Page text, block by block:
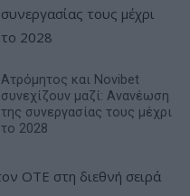
Ατρόμητος και Novibet
συνεχίζουν μαζί: Ανανέωση
της συνεργασίας τους μέχρι
το 2028